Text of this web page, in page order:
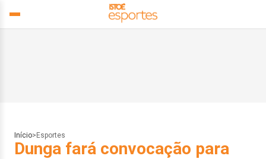
Início> Esportes
Dunga fará convocação para